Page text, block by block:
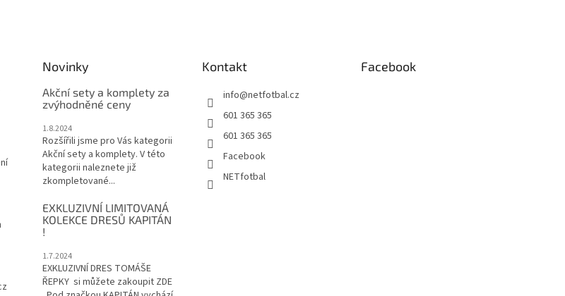
Novinky
Akční sety a komplety za
zvýhodněné ceny
1.8.2024
Rozšířili jsme pro Vás kategorii
Akční sety a komplety. V této
kategorii naleznete již
zkompletované...
EXKLUZIVNÍ LIMITOVANÁ
KOLEKCE DRESŮ KAPITÁN
!
1.7.2024
EXKLUZIVNÍ DRES TOMÁŠE
ŘEPKY si můžete zakoupit ZDE
Kontakt
info@netfotbal.cz
601 365 365
601 365 365
Facebook
NETfotbal
Facebook